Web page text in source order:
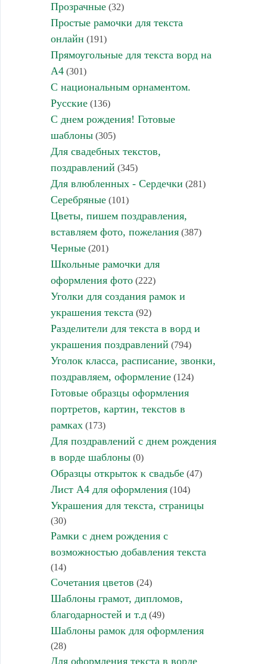
Прозрачные(32)
Простые рамочки для текста
онлайн (191)
Прямоугольные для текста ворд на
А4(301)
С национальным орнаментом.
Русские(136)
С днем рождения! Готовые
шаблоны(305)
Для свадебных текстов,
поздравлений (345)
Для влюбленных - Сердечки (281)
Серебряные(101)
Цветы, пишем поздравления,
вставляем фото, пожелания(387)
Черные(201)
Школьные рамочки для
оформления фото(222)
Уголки для создания рамок и
украшения текста (92)
Разделители для текста в ворд и
украшения поздравлений (794)
Уголок класса, расписание, звонки,
поздравляем, оформление(124)
Готовые образцы оформления
портретов, картин, текстов в
рамках(173)
Для поздравлений с днем рождения
в ворде шаблоны(0)
Образцы открыток к свадьбе(47)
Лист А4 для оформления(104)
Украшения для текста, страницы
(30)
Рамки с днем рождения с
возможностью добавления текста
(14)
Сочетания цветов (24)
Шаблоны грамот, дипломов,
благодарностей и т.д(49)
Шаблоны рамок для оформления
(28)
Для оформления текста в ворде